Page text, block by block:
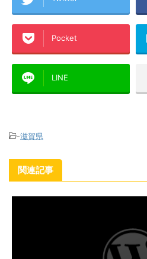
Pocket
LINE
-滋賀県
関連記事